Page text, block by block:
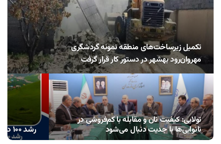
تکمیل زیرساخت‌های منطقه نمونه گردشگری
مهروان‌رود بهشهر در دستور کار قرار گرفت
تولایی: کیفیت نان و مقابله با کم‌فروشی در
نانوایی‌ها با جدیت دنبال می‌شود
رشد ۱۰۰ درصدی اعتبارات دهیاری‌های مازندران